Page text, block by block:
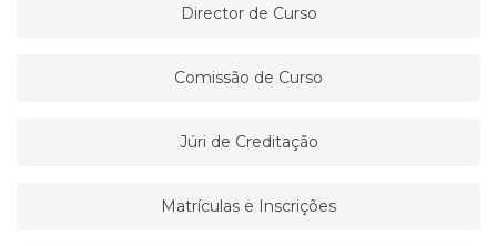
Director de Curso
Comissão de Curso
Júri de Creditação
Matrículas e Inscrições